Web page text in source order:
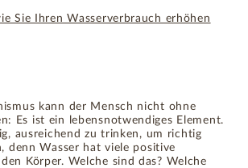
Sie Ihren Wasserverbrauch erhöhen
kann der Mensch nicht ohne
Es ist ein lebensnotwendiges Element.
ausreichend zu trinken, um richtig
denn Wasser hat viele positive
Körper. Welche sind das? Welche